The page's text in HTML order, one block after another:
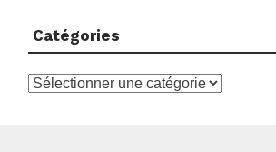
Catégories
Catégories